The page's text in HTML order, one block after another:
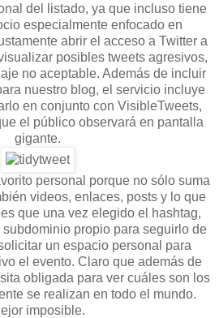
del listado, ya que incluso tiene
especialmente enfocado en
abrir el acceso a Twitter a
posibles tweets agresivos,
no aceptable. Además de incluir
nuestro blog, el servicio incluye
en conjunto con VisibleTweets,
el público observará en pantalla
gigante.
personal porque no sólo suma
videos, enlaces, posts y lo que
que una vez elegido el hashtag,
propio para seguirlo de
un espacio personal para
el evento. Claro que además de
obligada para ver cuáles son los
se realizan en todo el mundo.
imposible.